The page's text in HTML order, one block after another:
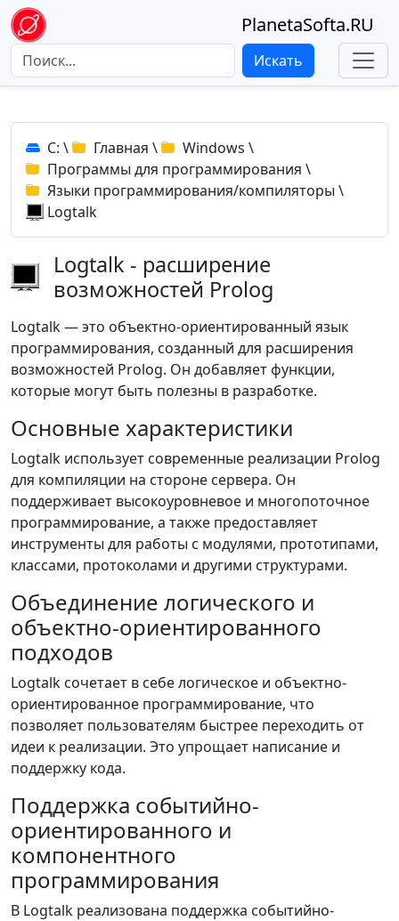
PlanetaSofta.RU
Искать
C: \ Главная \ Windows \
Программы для программирования \
Языки программирования/компиляторы \
Logtalk
Logtalk - расширение
возможностей Prolog
Logtalk — это объектно-ориентированный язык
программирования, созданный для расширения
возможностей Prolog. Он добавляет функции,
которые могут быть полезны в разработке.
Основные характеристики
Logtalk использует современные реализации Prolog
для компиляции на стороне сервера. Он
поддерживает высокоуровневое и многопоточное
программирование, а также предоставляет
инструменты для работы с модулями, прототипами,
классами, протоколами и другими структурами.
Объединение логического и
объектно-ориентированного
подходов
Logtalk сочетает в себе логическое и объектно-
ориентированное программирование, что
позволяет пользователям быстрее переходить от
идеи к реализации. Это упрощает написание и
поддержку кода.
Поддержка событийно-
ориентированного и
компонентного
программирования
В Logtalk реализована поддержка событийно-